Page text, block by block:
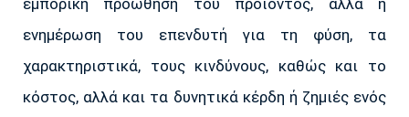
εμπορική προώθηση του προϊόντος, αλλά η
ενημέρωση του επενδυτή για τη φύση, τα
χαρακτηριστικά, τους κινδύνους, καθώς και το
κόστος, αλλά και τα δυνητικά κέρδη ή ζημιές ενός